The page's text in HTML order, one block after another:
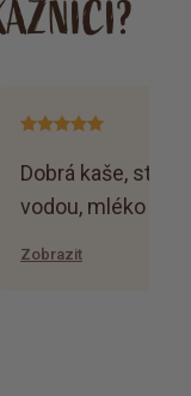
Dobrá kaše, stačí
vodou, mléko
Zobrazit